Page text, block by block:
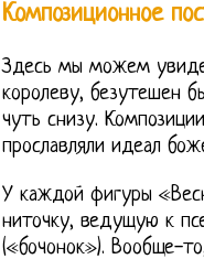
Композиционное
Здесь мы можем
королеву, безутешен
чуть снизу.
прославляли идеал
У каждой фигуры
ниточку, ведущую к
(«бочонок»). Вообще-